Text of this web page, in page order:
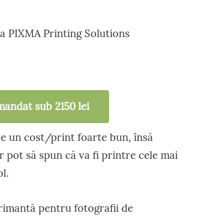
PIXMA Printing Solutions
sub 2150 lei
un cost/print foarte bun, însă
să spun că va fi printre cele mai
pentru fotografii de